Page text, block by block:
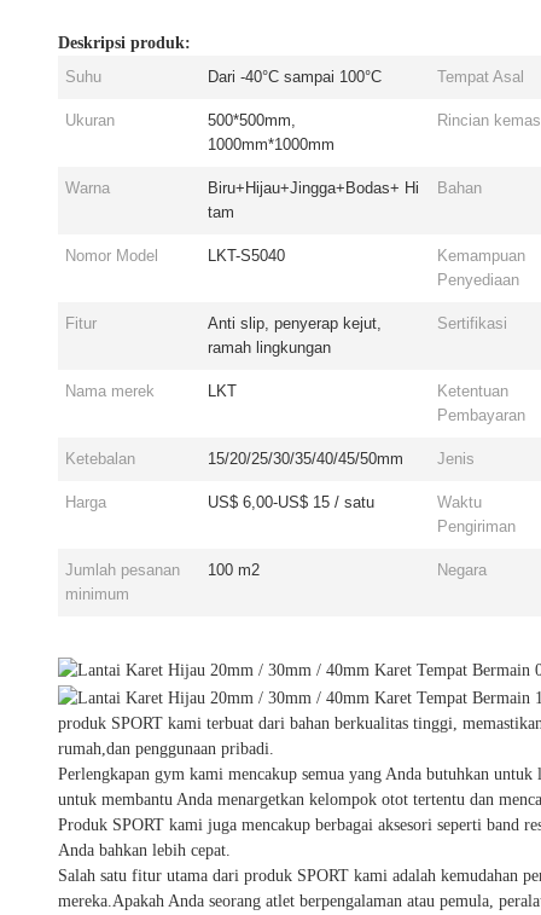
Deskripsi produk:
Suhu
Dari -40°C sampai 100°C Tempat Asal
Ukuran
500*500mm,
1000mm*1000mm
Rincian
Warna
Biru+Hijau+Jingga+Bodas+ Hi
tam
Bahan
Nomor Model LKT-S5040
Kemampuan
Penyediaan
Fitur
Anti slip, penyerap kejut,
ramah lingkungan
Sertifikasi
Nama merek LKT
Ketentuan
Pembayaran
Ketebalan 15/20/25/30/35/40/45/50mm Jenis
Harga US$ 6,00-US$ 15 / satu
Waktu
Pengiriman
Jumlah pesanan
minimum
100 m2 Negara
produk SPORT kami terbuat dari bahan berkualitas tinggi,
rumah,dan penggunaan pribadi.
Perlengkapan gym kami mencakup semua yang Anda butuhkan
untuk membantu Anda menargetkan kelompok otot tertentu dan
Produk SPORT kami juga mencakup berbagai aksesori seperti band
Anda bahkan lebih cepat.
Salah satu fitur utama dari produk SPORT kami adalah kemudahan
mereka.Apakah Anda seorang atlet berpengalaman atau pemula,